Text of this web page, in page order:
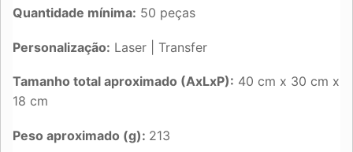
Quantidade mínima: 50 peças
Personalização: Laser | Transfer
Tamanho total aproximado (AxLxP): 40 cm x 30 cm x
18 cm
Peso aproximado (g): 213